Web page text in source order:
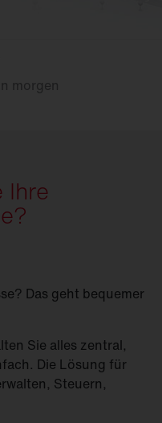
morgen
Ihre
Das geht bequemer
Sie alles zentral,
Die Lösung für
Steuern,